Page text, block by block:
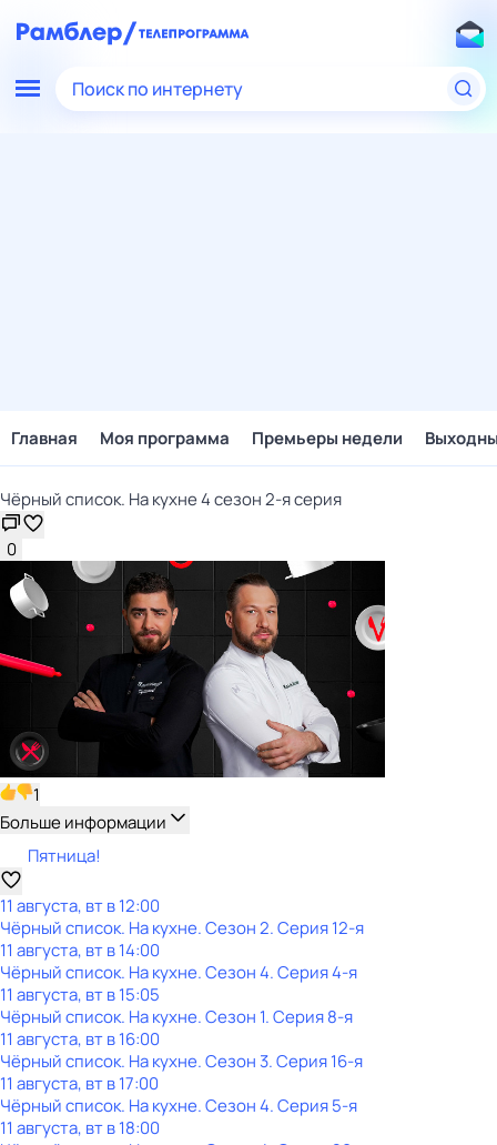
Поиск по интернету
Главная Моя программа Премьеры недели
Чёрный список. На кухне 4 сезон 2-я серия
0
1
Больше информации
Пятница!
11 августа, вт в 12:00
Чёрный список. На кухне. Сезон 2. Серия 12-я
11 августа, вт в 14:00
Чёрный список. На кухне. Сезон 4. Серия 4-я
11 августа, вт в 15:05
Чёрный список. На кухне. Сезон 1. Серия 8-я
11 августа, вт в 16:00
Чёрный список. На кухне. Сезон 3. Серия 16-я
11 августа, вт в 17:00
Чёрный список. На кухне. Сезон 4. Серия 5-я
11 августа, вт в 18:00